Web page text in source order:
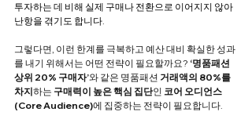
투자하는 데 비해 실제 구매나 전환으로 이어지지 않아
난항을 겪기도 합니다.
그렇다면, 이런 한계를 극복하고 예산 대비 확실한 성과
를 내기 위해서는 어떤 전략이 필요할까요? ‘명품패션
상위 20% 구매자’와 같은 명품패션 거래액의 80%를
차지하는 구매력이 높은 핵심 집단인 코어 오디언스
(Core Audience)에 집중하는 전략이 필요합니다.